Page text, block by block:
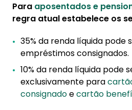
Para aposentados e
regra atual estabelece os
35% da renda líquida pode
empréstimos consignados.
10% da renda líquida pode
exclusivamente para
consignadoecartão